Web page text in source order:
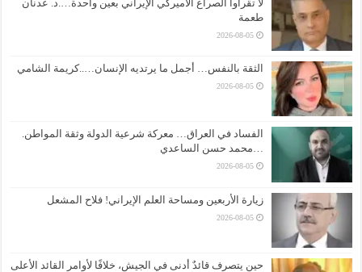
لا تقرأوا الصراع الأميركي الإيراني بعين واحدة….د. عدنان
طعمة
2026-08-05
الثقة بالنفس… أجمل ما يرتديه الإنسان…..كريمة الشامي
2026-08-05
الفساد في العراق… معركة شرعية الدولة وثقة المواطن.
…محمد حسن الساعدي
2026-08-05
زيارة الأربعين ومساحة العلم الإيراني! فلاح المشعل
2026-08-05
حين يتصرف قائدٌ أدنى في الجيش، خلافًا لأوامر القائد الأعلى